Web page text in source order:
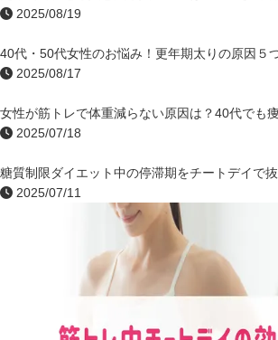
2025/08/19
40代・50代女性のお悩み！更年期太りの原因５
2025/08/17
女性が筋トレで体重減らない原因は？40代でも
2025/07/18
糖質制限ダイエット中の停滞期をチートデイで
2025/07/11